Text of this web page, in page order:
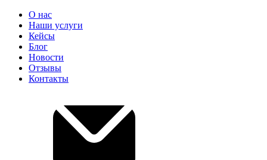
О нас
Наши услуги
Кейсы
Блог
Новости
Отзывы
Контакты